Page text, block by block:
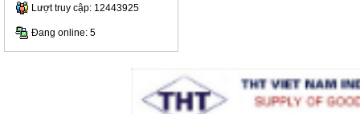
Lượt truy cập: 12443925
Đang online: 5